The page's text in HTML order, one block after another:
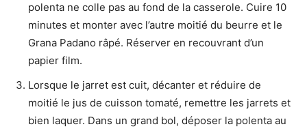
polenta ne colle pas au fond de la casserole. Cuire 10
minutes et monter avec l’autre moitié du beurre et le
Grana Padano râpé. Réserver en recouvrant d’un
papier film.
Lorsque le jarret est cuit, décanter et réduire de
moitié le jus de cuisson tomaté, remettre les jarrets et
bien laquer. Dans un grand bol, déposer la polenta au